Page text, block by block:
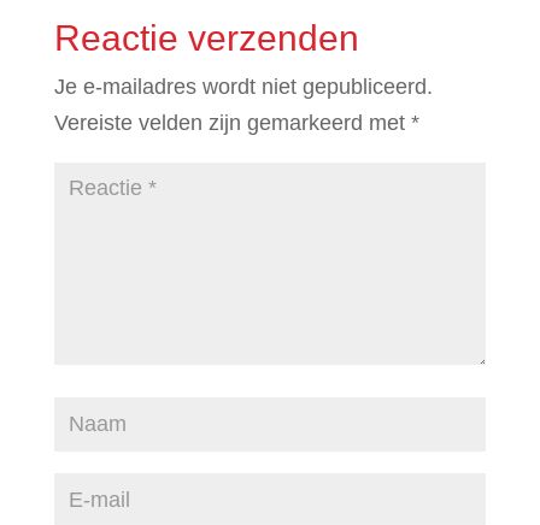
Reactie verzenden
Je e-mailadres wordt niet gepubliceerd.
Vereiste velden zijn gemarkeerd met *